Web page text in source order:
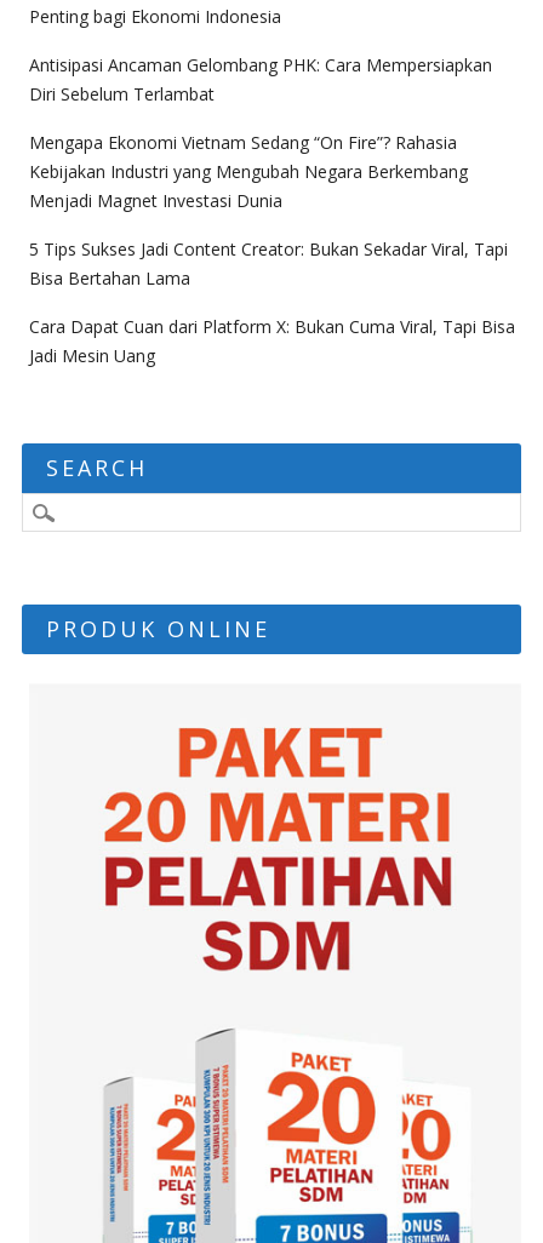
Penting bagi Ekonomi Indonesia
Antisipasi Ancaman Gelombang PHK: Cara Mempersiapkan
Diri Sebelum Terlambat
Mengapa Ekonomi Vietnam Sedang “On Fire”? Rahasia
Kebijakan Industri yang Mengubah Negara Berkembang
Menjadi Magnet Investasi Dunia
5 Tips Sukses Jadi Content Creator: Bukan Sekadar Viral, Tapi
Bisa Bertahan Lama
Cara Dapat Cuan dari Platform X: Bukan Cuma Viral, Tapi Bisa
Jadi Mesin Uang
SEARCH
PRODUK ONLINE